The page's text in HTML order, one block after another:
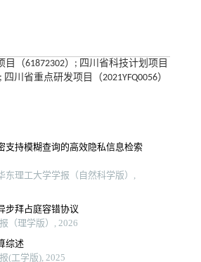
目（61872302）; 四川省科技计划项目
; 四川省重点研发项目（2021YFQ0056）